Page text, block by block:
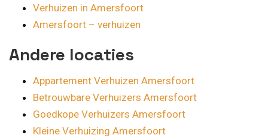
Verhuizen in Amersfoort
Amersfoort – verhuizen
Andere locaties
Appartement Verhuizen Amersfoort
Betrouwbare Verhuizers Amersfoort
Goedkope Verhuizers Amersfoort
Kleine Verhuizing Amersfoort